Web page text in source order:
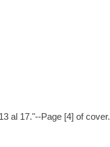
al 17."--Page [4] of cover.